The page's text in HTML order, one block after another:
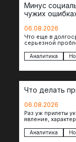
Минус
чужих
06.08.2026
Что еще в
серьезной
которых будет…
Аналитика
Что делать
06.08.2026
Раз уж прилеты
явление,
Аналитика